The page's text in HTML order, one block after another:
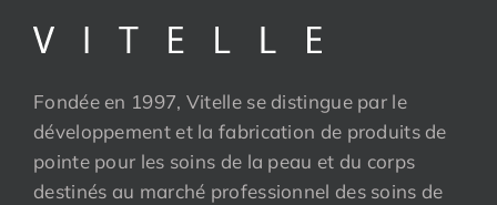
Fondée en 1997, Vitelle se distingue par le
développement et la fabrication de produits de
pointe pour les soins de la peau et du corps
destinés au marché professionnel des soins de